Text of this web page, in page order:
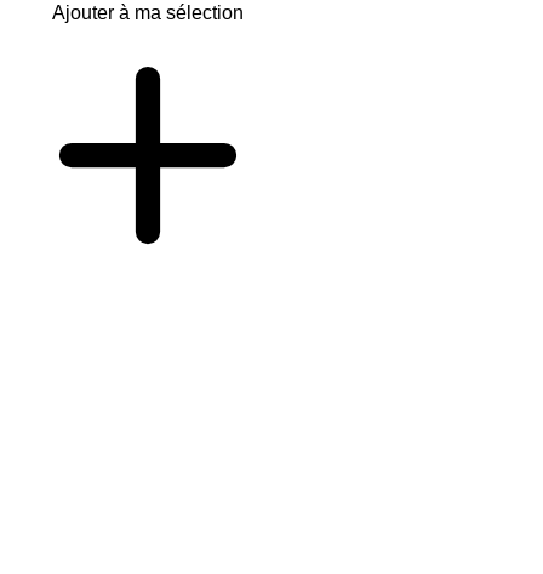
Ajouter à ma sélection